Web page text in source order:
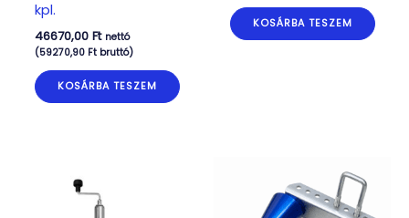
kpl.
46670,00 Ft nettó
(59270,90 Ftbruttó)
KOSÁRBA TESZEM
KOSÁRBA TESZEM